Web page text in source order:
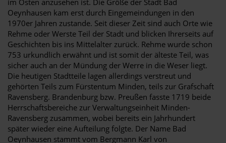
Oeynhausen kam erst durch Eingemeindungen in den
1970er Jahren zustande. Seit dieser Zeit sind auch Orte wie
Rehme oder Werste Teil der Stadt und blicken Ihrerseits auf
Geschichten bis ins Mittelalter zurück. Rehme wurde schon
753 urkundlich erwähnt und ist somit der älteste Teil, was
sicher auch an der Mündung der Werre in die Weser liegt.
Die heutigen Stadtteile lagen allerdings verstreut und
gehörten Teils zum Fürstentum Minden, teils zur Grafschaft
Ravensberg. Brandenburg bzw. Preußen fasste 1719 beide
Herrschaftsbereiche zur Verwaltungseinheit Minden-
Ravensberg zusammen, wobei bereits ein Jahrhundert
später wieder eine Aufteilung folgte. Der Name Bad
Oeynhausen stammt vom Bergmann Karl von